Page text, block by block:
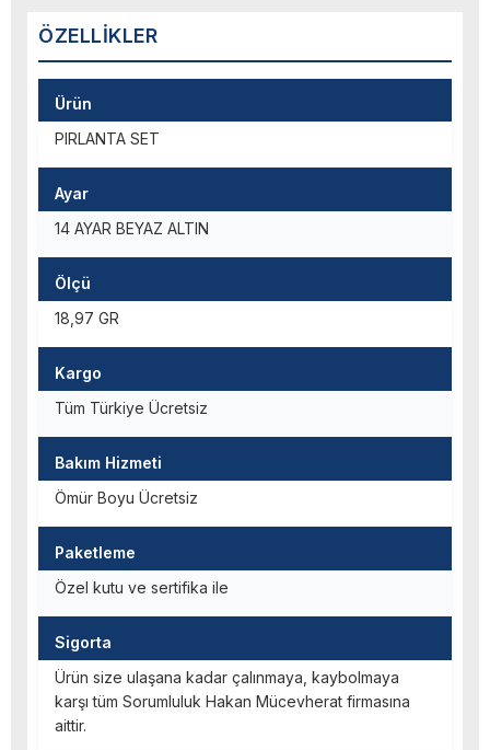
ÖZELLIKLER
Ürün
PIRLANTA SET
Ayar
14 AYAR BEYAZ ALTIN
Ölçü
18,97 GR
Kargo
Tüm Türkiye Ücretsiz
Bakım Hizmeti
Ömür Boyu Ücretsiz
Paketleme
Özel kutu ve sertifika ile
Sigorta
Ürün size ulaşana kadar çalınmaya, kaybolmaya
karşı tüm Sorumluluk Hakan Mücevherat firmasına
aittir.